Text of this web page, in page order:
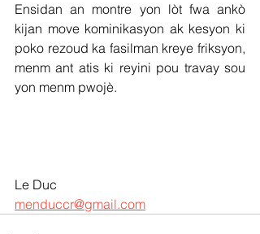
Ensidan an montre yon lòt fwa ankò
kijan move kominikasyon ak kesyon ki
poko rezoud ka fasilman kreye friksyon,
menm ant atis ki reyini pou travay sou
yon menm pwojè.
Le Duc
menduccr@gmail.com